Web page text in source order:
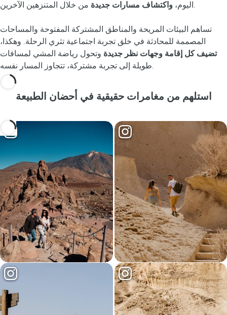
اليوم، واكتشاف مسارات جديدة من خلال المتنزهين الآخرين.
تساهم البيئات المريحة والمناطق المشتركة المفتوحة والمساحات
المصممة للمحادثة في خلق تجربة اجتماعية تثري الرحلة. وهكذا،
تضيف كل إقامة وجهات نظر جديدة وتحول رياضة المشي لمسافات
طويلة إلى تجربة مشتركة، تتجاوز المسار نفسه.
استلهم من مغامرات حقيقية في أحضان الطبيعة